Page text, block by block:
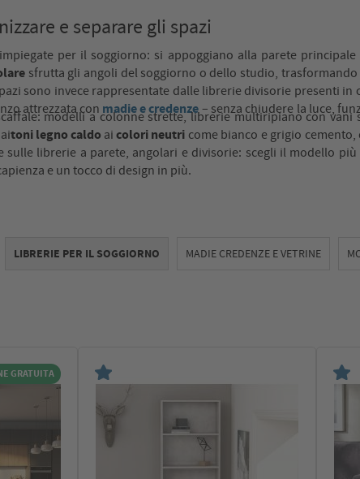
e separare gli spazi
per il soggiorno: si appoggiano alla parete
sfrutta gli angoli del soggiorno o dello studio,
sono invece rappresentate dalle librerie divisorie presenti
attrezzata con madie e credenze– senza chiudere la luce,
modelli a colonne strette, librerie multiripiano con vani
toni legno caldo aicolori neutri come bianco e grigio
sulle librerie a parete, angolari e divisorie: scegli il modello
e un tocco di design in più.
LIBRERIE PER IL SOGGIORNO MADIE CREDENZE E VETRINE
GRATUITA